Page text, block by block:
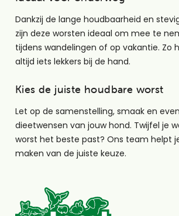
Dankzij de lange houdbaarheid en
zijn deze worsten ideaal om mee te
tijdens wandelingen of op vakantie. Zo
altijd iets lekkers bij de hand.
Kies de juiste houdbare worst
Let op de samenstelling, smaak en
dieetwensen van jouw hond. Twijfel je
worst het beste past? Ons team helpt
maken van de juiste keuze.